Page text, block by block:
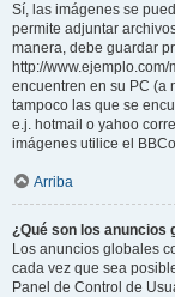
Sí, las imágenes se
permite adjuntar
manera, debe guardar
http://
encuentren en su PC (a
tampoco las que se
e.j. hotmail o yahoo
imágenes utilice el
Arriba
¿Qué son los anuncios
Los anuncios globales
cada vez que sea
Panel de Control de